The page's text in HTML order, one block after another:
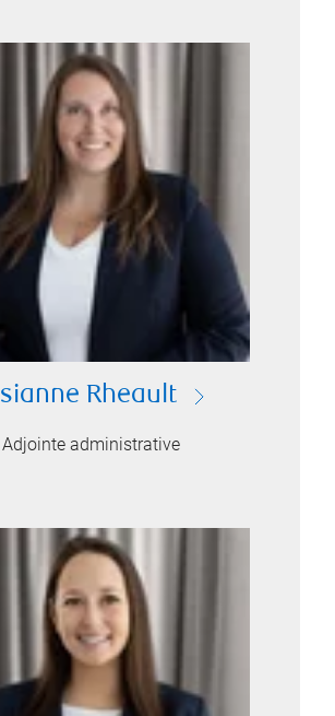
Rheault
Adjointe administrative